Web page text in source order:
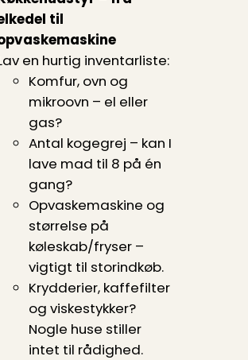
til
en hurtig inventarliste:
Komfur, ovn og
mikroovn – el eller
gas?
Antal kogegrej – kan I
lave mad til 8 på én
gang?
Opvaskemaskine og
størrelse på
køleskab/fryser –
vigtigt til storindkøb.
Krydderier, kaffefilter
og viskestykker?
Nogle huse stiller
intet til rådighed.